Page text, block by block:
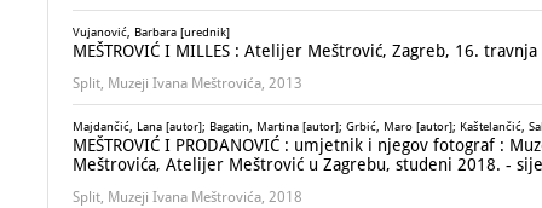
Vujanović, Barbara [urednik]
MEŠTROVIĆ I MILLES : Atelijer Meštrović, Zagreb, 16.
Split, Muzeji Ivana Meštrovića, 2013
Majdančić, Lana [autor]; Bagatin, Martina [autor]; Grbić, Maro [autor]; Kaštelančić,
MEŠTROVIĆ I PRODANOVIĆ : umjetnik i njegov fotograf :
Meštrovića, Atelijer Meštrović u Zagrebu, studeni 2018. -
Split, Muzeji Ivana Meštrovića, 2018